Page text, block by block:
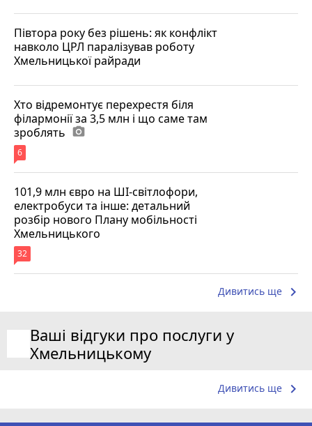
Півтора року без рішень: як конфлікт
навколо ЦРЛ паралізував роботу
Хмельницької райради
Хто відремонтує перехрестя біля
філармонії за 3,5 млн і що саме там
зроблять photo_camera
6
101,9 млн євро на ШІ-світлофори,
електробуси та інше: детальний
розбір нового Плану мобільності
Хмельницького
32
Дивитись ще keyboard_arrow_right
Ваші відгуки про послуги у
Хмельницькому
Дивитись ще keyboard_arrow_right